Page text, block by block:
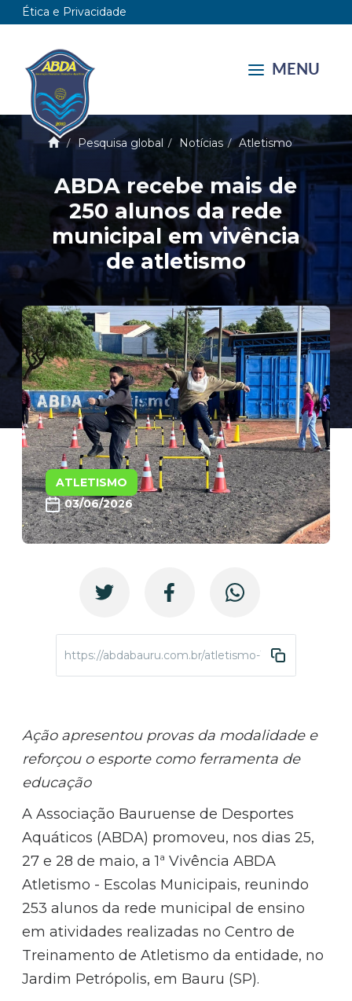
Ética e Privacidade
MENU
Pesquisa global Notícias Atletismo
ABDA recebe mais de
250 alunos da rede
municipal em vivência
de atletismo
ATLETISMO
03/06/2026
https://abdabauru.com.br/atletismo-1vivencia-
Ação apresentou provas da modalidade e
reforçou o esporte como ferramenta de
educação
A Associação Bauruense de Desportes
Aquáticos (ABDA) promoveu, nos dias 25,
27 e 28 de maio, a 1ª Vivência ABDA
Atletismo - Escolas Municipais, reunindo
253 alunos da rede municipal de ensino
em atividades realizadas no Centro de
Treinamento de Atletismo da entidade, no
Jardim Petrópolis, em Bauru (SP).